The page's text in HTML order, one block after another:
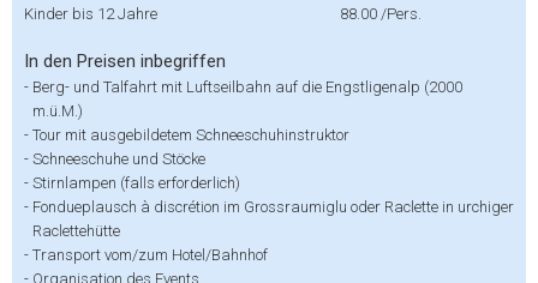
Kinder bis 12 Jahre
88.00 /Pers.
In den Preisen inbegriffen
- Berg- und Talfahrt mit Luftseilbahn auf die Engstligenalp (2000
m.ü.M.)
- Tour mit ausgebildetem Schneeschuhinstruktor
- Schneeschuhe und Stöcke
- Stirnlampen (falls erforderlich)
- Fondueplausch à discrétion im Grossraumiglu oder Raclette in urchiger
Raclettehütte
- Transport vom/zum Hotel/Bahnhof
- Organisation des Events